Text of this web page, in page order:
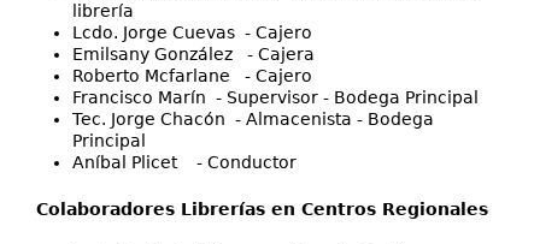
librería
Lcdo. Jorge Cuevas - Cajero
Emilsany González - Cajera
Roberto Mcfarlane - Cajero
Francisco Marín - Supervisor - Bodega Principal
Tec. Jorge Chacón - Almacenista - Bodega
Principal
Aníbal Plicet - Conductor
Colaboradores Librerías en Centros Regionales